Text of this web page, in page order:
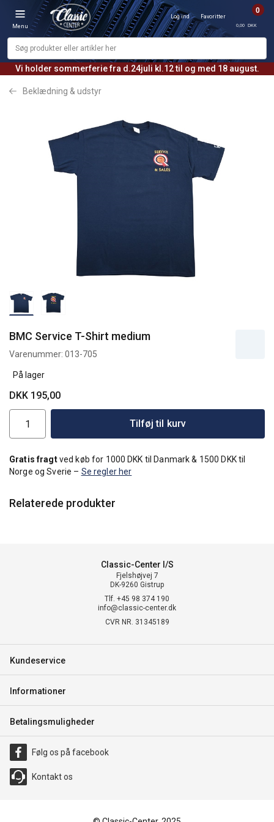
Vi holder sommerferie fra d.24juli kl.12 til og med 18 august.
Menu
Log ind Favoritter
0
0,00 DKK
Beklædning & udstyr
BMC Service T-Shirt medium
Varenummer: 013-705
På lager
DKK 195,00
Tilføj til kurv
Gratis fragtved køb for 1000 DKK til Danmark & 1500 DKK til
Norge og Sverie – Se regler her
Relaterede produkter
Classic-Center I/S
Fjelshøjvej 7
DK-9260 Gistrup
Tlf. +45 98 374 190
info@classic-center.dk
CVR NR. 31345189
Kundeservice
Informationer
Betalingsmuligheder
Følg os på facebook
Kontakt os